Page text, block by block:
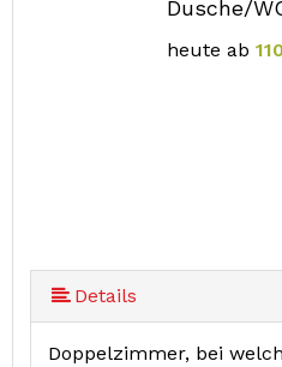
Dusche/
heute ab
Details
Doppelzimmer, bei